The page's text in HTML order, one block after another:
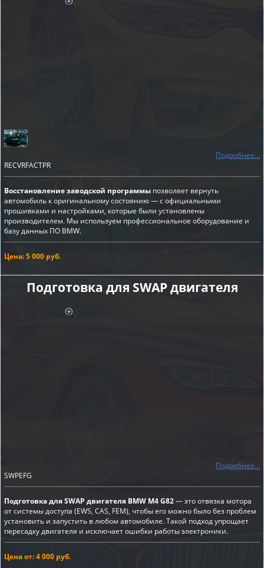
Подробнее...
RECVRFACTPR
Восстановление заводской программы позволяет вернуть
автомобиль к оригинальному состоянию — с официальными
прошивками и настройками, которые были установлены
производителем. Мы используем профессиональное оборудование и
базу данных ПО BMW.
Цена: 5 000 руб.
Подготовка для SWAP двигателя
Подробнее...
SWPEFG
Подготовка для SWAP двигателя BMW M4 G82— это отвязка мотора
от системы доступа (EWS, CAS, FEM), чтобы его можно было без проблем
установить и запустить в любом автомобиле. Такой подход упрощает
пересадку двигателя и исключает ошибки работы электроники.
Цена от: 4 000 руб.